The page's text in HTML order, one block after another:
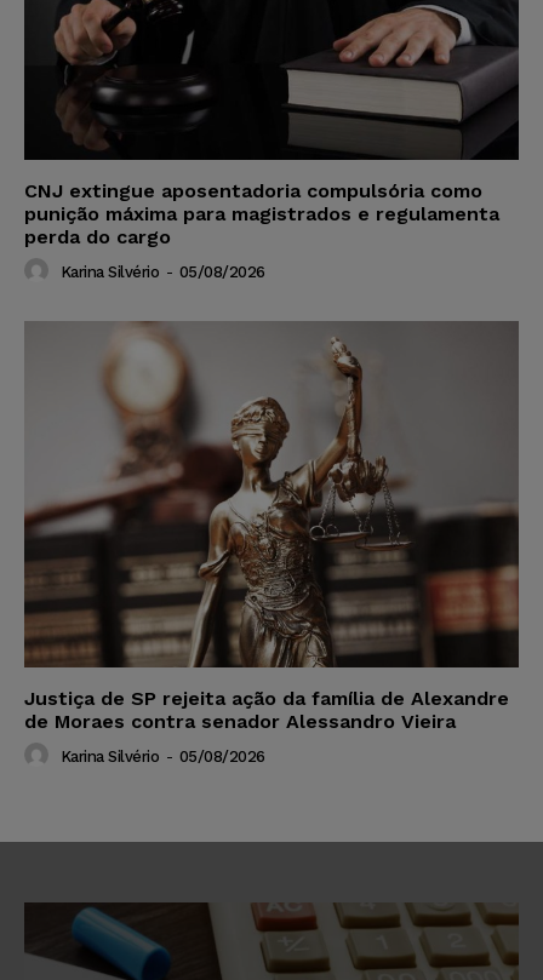
CNJ extingue aposentadoria compulsória como
punição máxima para magistrados e regulamenta
perda do cargo
Karina Silvério - 05/08/2026
Justiça de SP rejeita ação da família de Alexandre
de Moraes contra senador Alessandro Vieira
Karina Silvério - 05/08/2026